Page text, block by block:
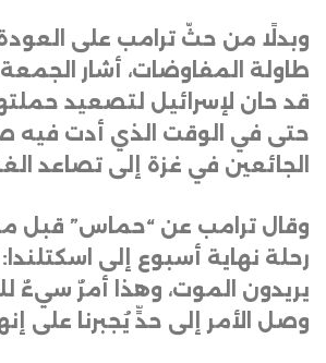
وبدلًا من حثّ ترامب على العودة
طاولة المفاوضات، أشار
قد حان لإسرائيل لتصعيد
حتى في الوقت الذي أدت فيه
الجائعين في غزة إلى تصاعد
وقال ترامب عن “حماس” قبل
رحلة نهاية أسبوع إلى
يريدون الموت، وهذا أمرٌ سيءٌ
وصل الأمر إلى حدٍّ يُجبرنا على